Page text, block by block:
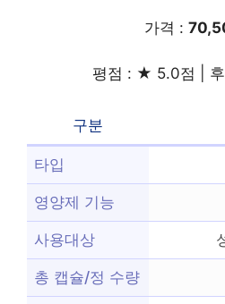
가격 :
평점 : ★ 5.0점 |
구분
타입
영양제 기능
사용대상
총 캡슐/정 수량